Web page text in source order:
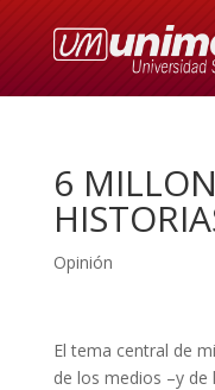
6
Opinión
El tema central de
de los medios –y